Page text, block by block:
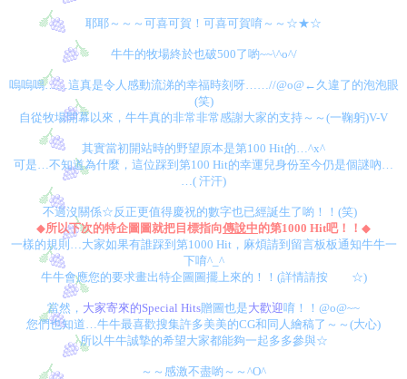
耶耶～～～可喜可賀！可喜可賀唷～～☆★☆
牛牛的牧場終於也破500了喲~~\^o^/
嗚嗚嗚……這真是令人感動流涕的幸福時刻呀……//@o@←久違了的泡泡眼
(笑)
自從牧場開幕以來，牛牛真的非常非常感謝大家的支持～～(一鞠躬)V-V
其實當初開站時的野望原本是第100 Hit的…^x^
可是…不知道為什麼，這位踩到第100 Hit的幸運兒身份至今仍是個謎吶…
…( 汗汗)
不過沒關係☆反正更值得慶祝的數字也已經誕生了喲！！(笑)
◆所以下次的特企圖圖就把目標指向傳說中的第1000 Hit吧！！ ◆
一樣的規則…大家如果有誰踩到第1000 Hit，麻煩請到留言板板通知牛牛一
下唷^_^
牛牛會應您的要求畫出特企圖圖擺上來的！！ (詳情請按 ☆)
當然， 大家寄來的Special Hits贈圖也是大歡迎唷！！ @o@~~
您們也知道…牛牛最喜歡搜集許多美美的CG和同人繪稿了～～ (大心)
所以牛牛誠摯的希望大家都能夠一起多多參與☆
～～感激不盡喲～～ ^O^